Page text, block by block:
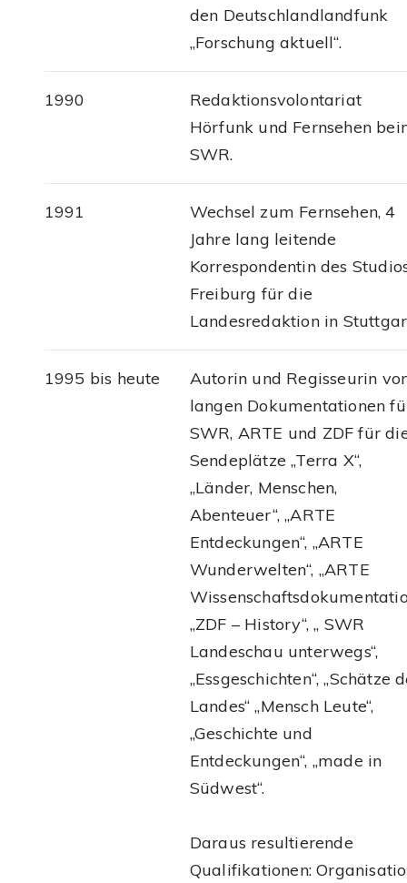
den Deutschlandlandfunk
„Forschung aktuell“.
1990
Redaktionsvolontariat
Hörfunk und Fernsehen
SWR.
1991
Wechsel zum Fernsehen, 4
Jahre lang leitende
Korrespondentin des
Freiburg für die
Landesredaktion in
1995 bis heute
Autorin und Regisseurin
langen Dokumentationen
SWR, ARTE und ZDF für
Sendeplätze „Terra X“,
„Länder, Menschen,
Abenteuer“, „ARTE
Entdeckungen“, „ARTE
Wunderwelten“, „ARTE
„ZDF – History“, „ SWR
Landeschau unterwegs“,
„Essgeschichten“, „Schätze
Landes“ „Mensch Leute“,
„Geschichte und
Entdeckungen“, „made in
Südwest“.
Daraus resultierende
Qualifikationen: